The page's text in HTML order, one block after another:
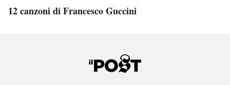
12 canzoni di Francesco Guccini